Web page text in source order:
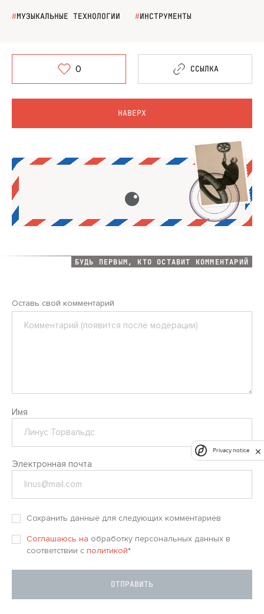
#МУЗЫКАЛЬНЫЕ ТЕХНОЛОГИИ #ИНСТРУМЕНТЫ
0 ССЫЛКА
НАВЕРХ
БУДЬ ПЕРВЫМ, КТО ОСТАВИТ КОММЕНТАРИЙ
Оставь свой комментарий
Комментарий
Имя
Электронная почта
Сохранить данные для следующих комментариев
Соглашаюсь на обработку персональных данных в
соответствии сполитикой*
Privacy notice